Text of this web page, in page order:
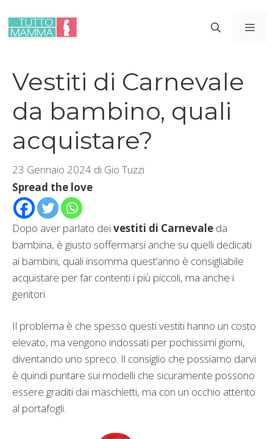
contenuto
Vestiti di Carnevale
da bambino, quali
acquistare?
23 Gennaio 2024 di Gio Tuzzi
Spread the love
Dopo aver parlato deivestiti di Carnevale da
bambina, è giusto soffermarsi anche su quelli dedicati
ai bambini, quali insomma quest’anno è consigliabile
acquistare per far contenti i più piccoli, ma anche i
genitori.
Il problema è che spesso questi vestiti hanno un costo
elevato, ma vengono indossati per pochissimi giorni,
diventando uno spreco. Il consiglio che possiamo darvi
è quindi puntare sui modelli che sicuramente possono
essere graditi dai maschietti, ma con un occhio attento
al portafogli.